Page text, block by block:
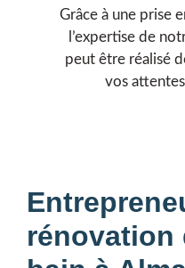
Grâce à une prise
l’expertise de
peut être réalisé
vos
rénovation